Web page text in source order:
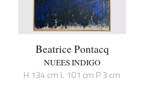
Beatrice Pontacq
NUEES INDIGO
H 134 cm L 101 cm P 3 cm